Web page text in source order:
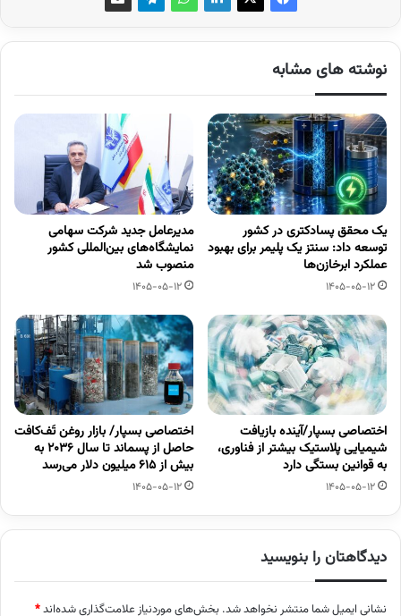
نوشته های مشابه
یک محقق پسادکتری در کشور
توسعه داد: سنتز یک پلیمر برای بهبود
عملکرد ابرخازن‌ها
1405-05-12
مدیرعامل جدید شرکت سهامی
نمایشگاه‌های بین‌المللی کشور
منصوب شد
1405-05-12
اختصاصی بسپار/آینده بازیافت
شیمیایی پلاستیک بیشتر از فناوری،
به قوانین بستگی دارد
1405-05-12
اختصاصی بسپار/ بازار روغن تَف‌کافت
حاصل از پسماند تا سال ۲۰۳۶ به
بیش از ۶۱۵ میلیون دلار می‌رسد
1405-05-12
دیدگاهتان را بنویسید
نشانی ایمیل شما منتشر نخواهد شد. بخش‌های موردنیاز علامت‌گذاری شده‌اند*